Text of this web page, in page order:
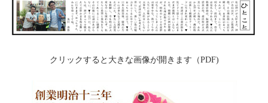
クリックすると大きな画像が開きます（PDF)